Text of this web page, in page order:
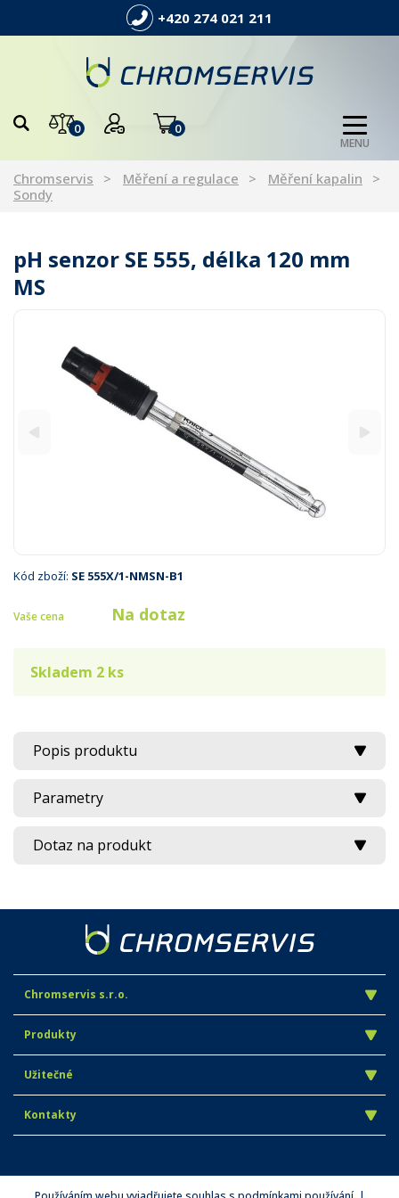
+420 274 021 211
0 0
MENU
Chromservis Měření a regulace
Měření kapalin
Sondy
pH senzor SE 555, délka 120 mm
MS
Kód zboží: SE 555X/1-NMSN-B1
Vaše cena Na dotaz
Skladem 2 ks
Popis produktu
Parametry
Dotaz na produkt
Chromservis s.r.o.
Produkty
Užitečné
Kontakty